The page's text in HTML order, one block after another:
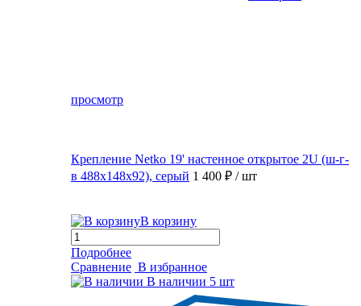
просмотр
Крепление Netko 19' настенное открытое 2U (ш-г-
в 488х148х92), серый 1 400 ₽ / шт
В корзину
Подробнее
Сравнение В избранное
В наличии 5 шт